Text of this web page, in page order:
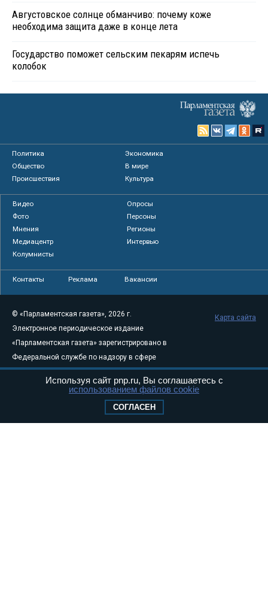
Августовское солнце обманчиво: почему коже
необходима защита даже в конце лета
Государство поможет сельским пекарям испечь
колобок
Политика
Экономика
Общество
В мире
Происшествия
Культура
Видео
Опросы
Фото
Персоны
Мнения
Регионы
Медиацентр
Интервью
Колумнисты
Контакты Реклама Вакансии
© «Парламентская газета», 2026 г.
Электронное периодическое издание
«Парламентская газета» зарегистрировано в
Федеральной службе по надзору в сфере
связи, информационных технологий и
массовых коммуникаций (Роскомнадзор) 05
Свидетельство о регистрации Эл № ФС77-
Карта сайта
Используя сайт pnp.ru, Вы соглашаетесь с
использованием файлов cookie
СОГЛАСЕН